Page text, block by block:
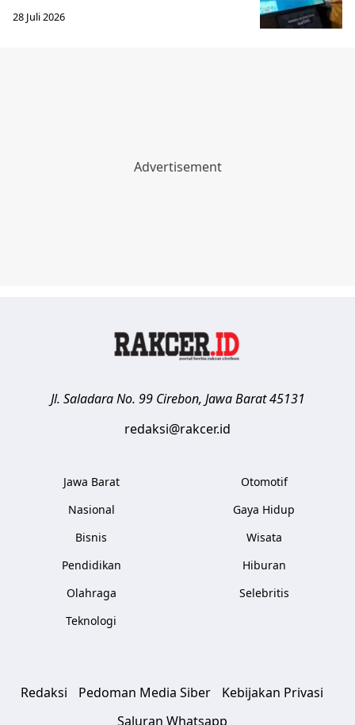
28 Juli 2026
Jl. Saladara No. 99 Cirebon, Jawa Barat 45131
redaksi@rakcer.id
Jawa Barat
Nasional
Bisnis
Pendidikan
Olahraga
Teknologi
Otomotif
Gaya Hidup
Wisata
Hiburan
Selebritis
Redaksi Pedoman Media Siber
Kebijakan Privasi
Saluran Whatsapp